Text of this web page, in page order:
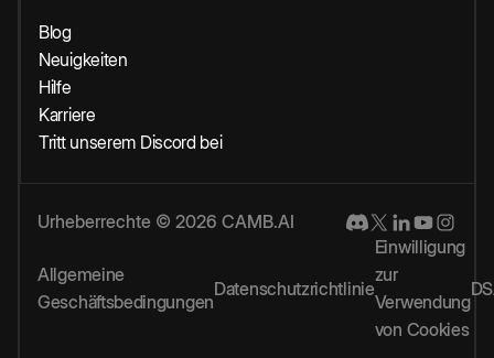
Blog
Neuigkeiten
Hilfe
Karriere
Tritt unserem Discord bei
Urheberrechte © 2026 CAMB.AI
Allgemeine
Geschäftsbedingungen
Datenschutzrichtlinie
Einwilligung
zur
Verwendung
von Cookies